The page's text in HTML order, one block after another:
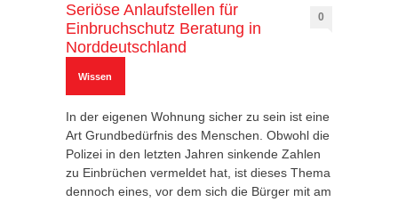
Seriöse Anlaufstellen für
Einbruchschutz Beratung in
Norddeutschland
0
Wissen
In der eigenen Wohnung sicher zu sein ist eine
Art Grundbedürfnis des Menschen. Obwohl die
Polizei in den letzten Jahren sinkende Zahlen
zu Einbrüchen vermeldet hat, ist dieses Thema
dennoch eines, vor dem sich die Bürger mit am